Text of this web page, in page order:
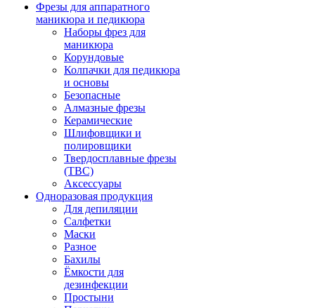
Фрезы для аппаратного
маникюра и педикюра
Наборы фрез для
маникюра
Корундовые
Колпачки для педикюра
и основы
Безопасные
Алмазные фрезы
Керамические
Шлифовщики и
полировщики
Твердосплавные фрезы
(ТВС)
Аксессуары
Одноразовая продукция
Для депиляции
Салфетки
Маски
Разное
Бахилы
Ёмкости для
дезинфекции
Простыни